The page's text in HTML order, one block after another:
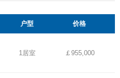
户型 价格
1居室 ￡955,000